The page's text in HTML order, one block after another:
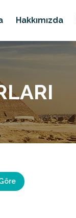
Hakkımızda